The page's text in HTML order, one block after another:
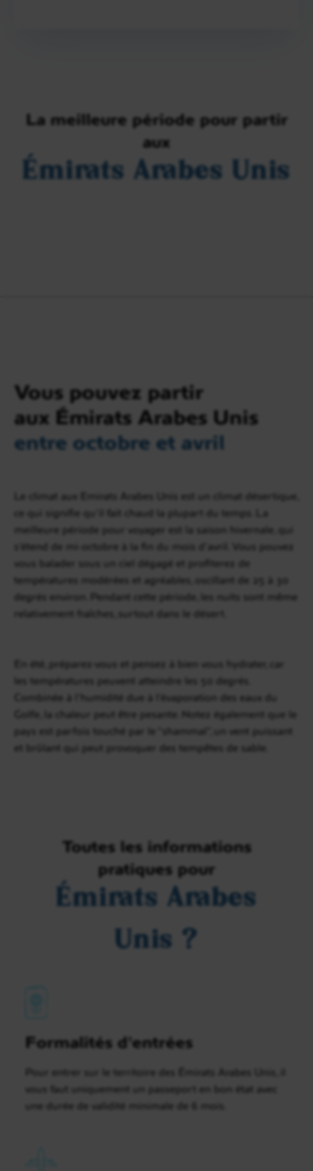
La meilleure période pour partir
aux
Émirats Arabes Unis
Vous pouvez partir
aux Émirats Arabes Unis
entre octobre et avril
Le climat aux Emirats Arabes Unis est un climat désertique,
ce qui signifie qu’il fait chaud la plupart du temps. La
meilleure période pour voyager est la saison hivernale, qui
s’étend de mi-octobre à la fin du mois d’avril. Vous pouvez
vous balader sous un ciel dégagé et profiterez de
températures modérées et agréables, oscillant de 25 à 30
degrés environ. Pendant cette période, les nuits sont même
relativement fraîches, surtout dans le désert.
En été, préparez-vous et pensez à bien vous hydrater, car
les températures peuvent atteindre les 50 degrés.
Combinée à l’humidité due à l’évaporation des eaux du
Golfe, la chaleur peut être pesante. Notez également que le
pays est parfois touché par le “shammal”, un vent puissant
et brûlant qui peut provoquer des tempêtes de sable.
Toutes les informations
pratiques pour
Émirats Arabes
Unis ?
Formalités d'entrées
Pour entrer sur le territoire des Émirats Arabes Unis, il
vous faut uniquement un passeport en bon état avec
une durée de validité minimale de 6 mois.